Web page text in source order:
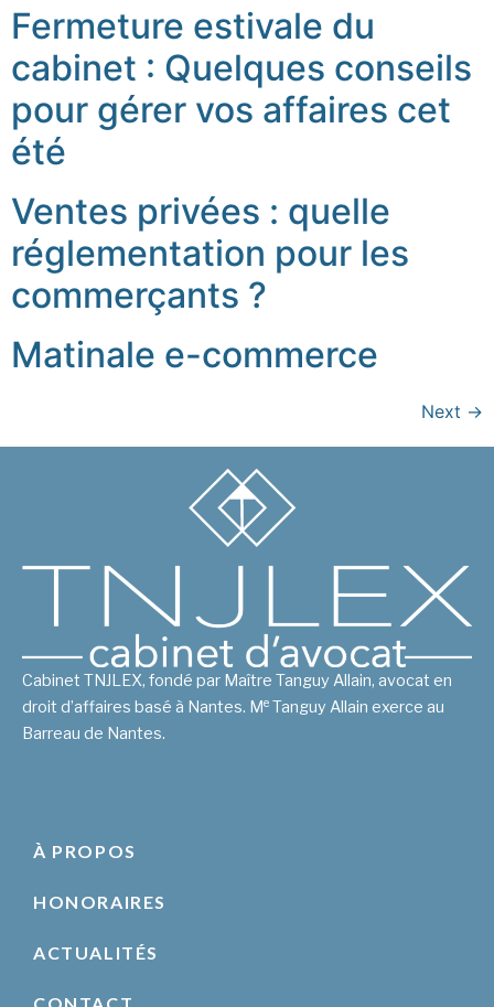
Fermeture estivale du
cabinet : Quelques conseils
pour gérer vos affaires cet
été
Ventes privées : quelle
réglementation pour les
commerçants ?
Matinale e-commerce
Next →
Cabinet TNJLEX, fondé par Maître Tanguy Allain, avocat en
droit d’affaires basé à Nantes. Me Tanguy Allain exerce au
Barreau de Nantes.
À PROPOS
HONORAIRES
ACTUALITÉS